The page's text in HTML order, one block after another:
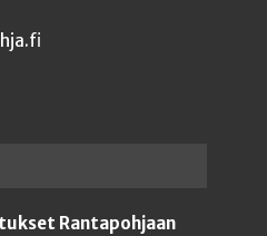
Rantapohjaan